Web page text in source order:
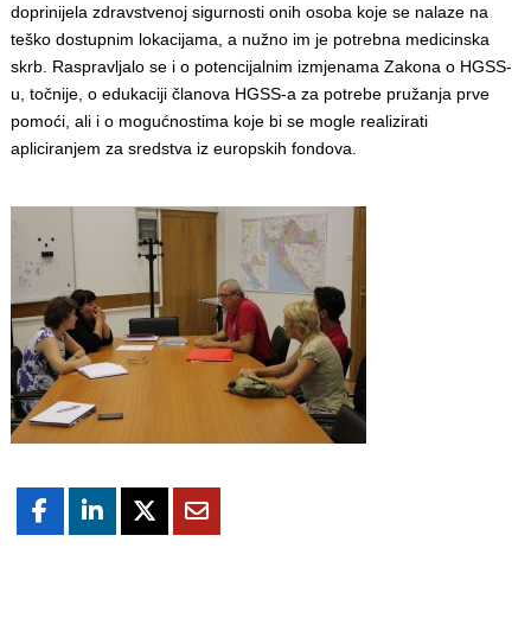
doprinijela zdravstvenoj sigurnosti onih osoba koje se nalaze na
teško dostupnim lokacijama, a nužno im je potrebna medicinska
skrb. Raspravljalo se i o potencijalnim izmjenama Zakona o HGSS-
u, točnije, o edukaciji članova HGSS-a za potrebe pružanja prve
pomoći, ali i o mogućnostima koje bi se mogle realizirati
apliciranjem za sredstva iz europskih fondova.